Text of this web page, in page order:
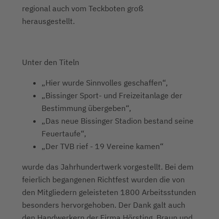
regional auch vom Teckboten groß
herausgestellt.
Unter den Titeln
„Hier wurde Sinnvolles geschaffen“,
„Bissinger Sport- und Freizeitanlage der
Bestimmung übergeben“,
„Das neue Bissinger Stadion bestand seine
Feuertaufe“,
„Der TVB rief - 19 Vereine kamen“
wurde das Jahrhundertwerk vorgestellt. Bei dem
feierlich begangenen Richtfest wurden die von
den Mitgliedern geleisteten 1800 Arbeitsstunden
besonders hervorgehoben. Der Dank galt auch